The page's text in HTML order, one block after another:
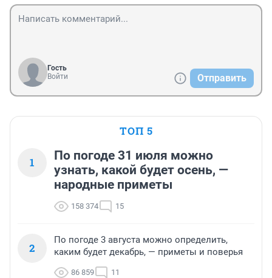
Гость
Войти
Отправить
ТОП 5
1
По погоде 31 июля можно
узнать, какой будет осень, —
народные приметы
158 374 15
2
По погоде 3 августа можно определить,
каким будет декабрь, — приметы и поверья
86 859 11